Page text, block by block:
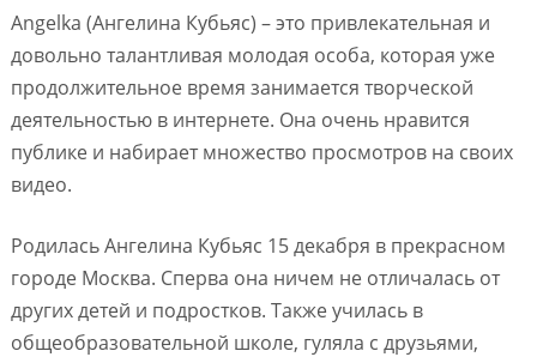
Angelka (Ангелина Кубьяс) – это привлекательная и
довольно талантливая молодая особа, которая уже
продолжительное время занимается творческой
деятельностью в интернете. Она очень нравится
публике и набирает множество просмотров на своих
видео.
Родилась Ангелина Кубьяс 15 декабря в прекрасном
городе Москва. Сперва она ничем не отличалась от
других детей и подростков. Также училась в
общеобразовательной школе, гуляла с друзьями,